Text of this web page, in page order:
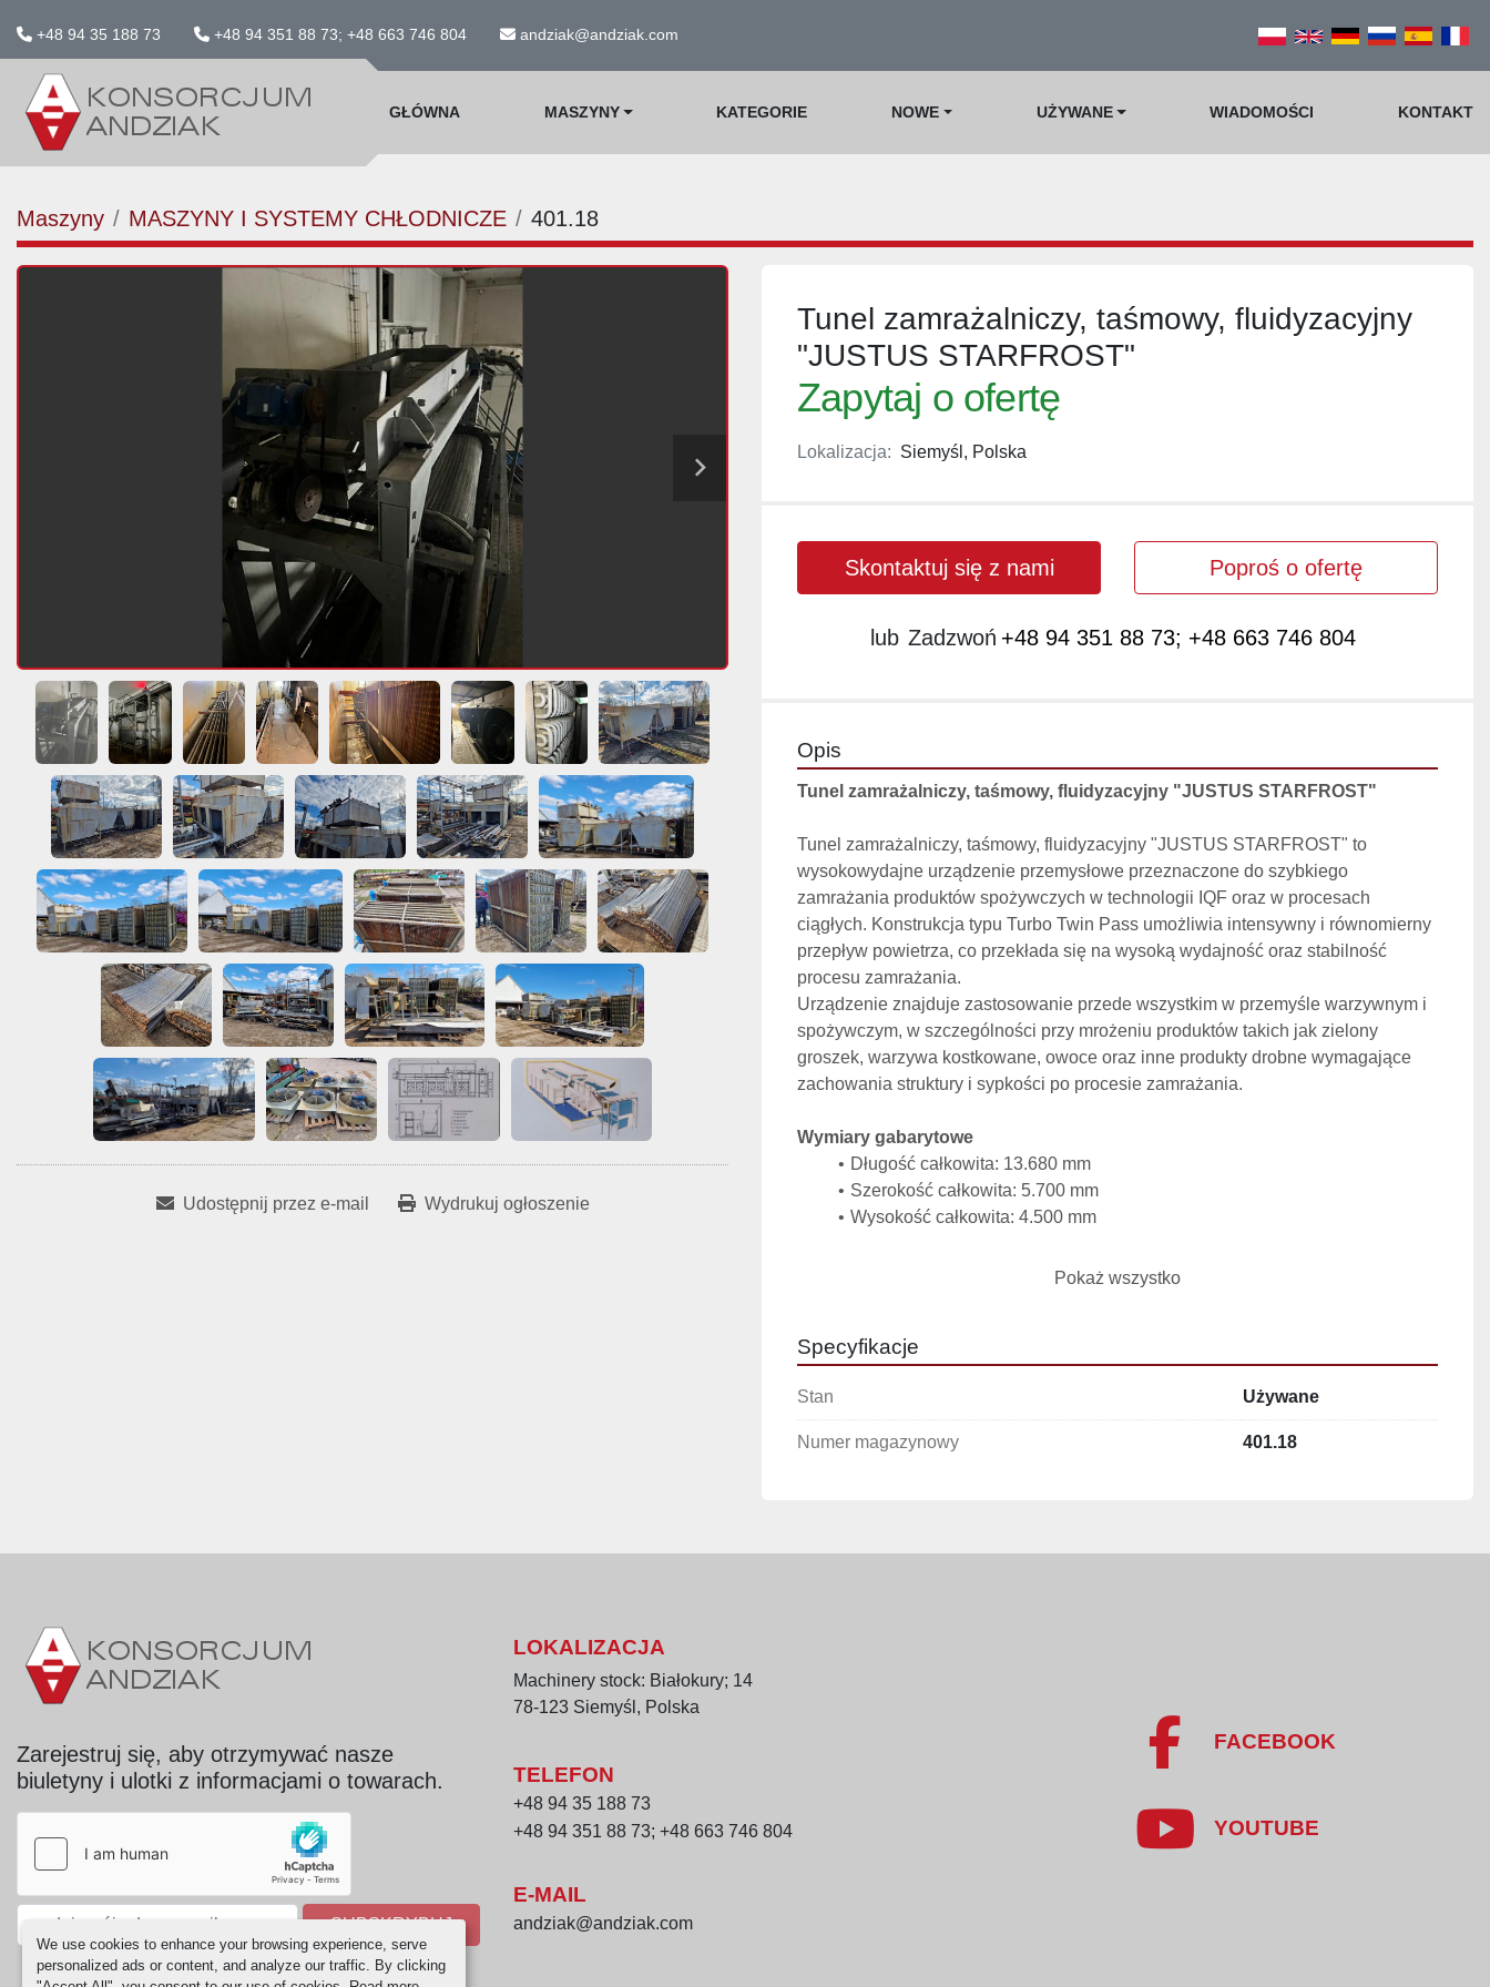
We use cookies to enhance your browsing experience, serve
personalized ads or content, and analyze our traffic. By clicking
+48 94 35 188 73 +48 94 351 88 73; +48 663 746 804 andziak@andziak.com
GŁÓWNA MASZYNY KATEGORIE NOWE UŻYWANE WIADOMOŚCI KONTAKT
Maszyny MASZYNY I SYSTEMY CHŁODNICZE 401.18
Udostępnij przez e-mail Wydrukuj ogłoszenie
Tunel zamrażalniczy, taśmowy, fluidyzacyjny
"JUSTUS STARFROST"
Zapytaj o ofertę
Lokalizacja: Siemyśl, Polska
Skontaktuj się z nami Poproś o ofertę
lub Zadzwoń +48 94 351 88 73; +48 663 746 804
Opis
Tunel zamrażalniczy, taśmowy, fluidyzacyjny "JUSTUS STARFROST"
Tunel zamrażalniczy, taśmowy, fluidyzacyjny "JUSTUS STARFROST" to
wysokowydajne urządzenie przemysłowe przeznaczone do szybkiego
zamrażania produktów spożywczych w technologii IQF oraz w procesach
ciągłych. Konstrukcja typu Turbo Twin Pass umożliwia intensywny i równomierny
przepływ powietrza, co przekłada się na wysoką wydajność oraz stabilność
procesu zamrażania.
Urządzenie znajduje zastosowanie przede wszystkim w przemyśle warzywnym i
spożywczym, w szczególności przy mrożeniu produktów takich jak zielony
groszek, warzywa kostkowane, owoce oraz inne produkty drobne wymagające
zachowania struktury i sypkości po procesie zamrażania.
Wymiary gabarytowe
Długość całkowita: 13.680 mm
Szerokość całkowita: 5.700 mm
Wysokość całkowita: 4.500 mm
Wydajność przy odparowaniu +12°C / -38°C: ok. 6.700 kg/h (zielony
Wymagana moc chłodnicza: 830 kW przy 6.700 kg/h groszku
Temperatura odparowania: -38°C parownika (chłodnicy)
Ciekły NH₃ – podłączenie odsysające: 114,3 mm
Pokaż wszystko
Specyfikacje
Stan Używane
Numer magazynowy 401.18
Zarejestruj się, aby otrzymywać nasze
biuletyny i ulotki z informacjami o towarach.
SUBSKRYBUJ
LOKALIZACJA
Machinery stock: Białokury; 14
78-123 Siemyśl, Polska
TELEFON
+48 94 35 188 73
+48 94 351 88 73; +48 663 746 804
E-MAIL
andziak@andziak.com
FACEBOOK
YOUTUBE